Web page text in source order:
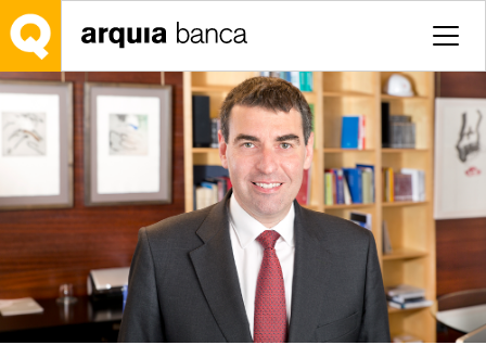
Saltar al contenido principal